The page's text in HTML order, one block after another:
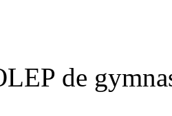
de